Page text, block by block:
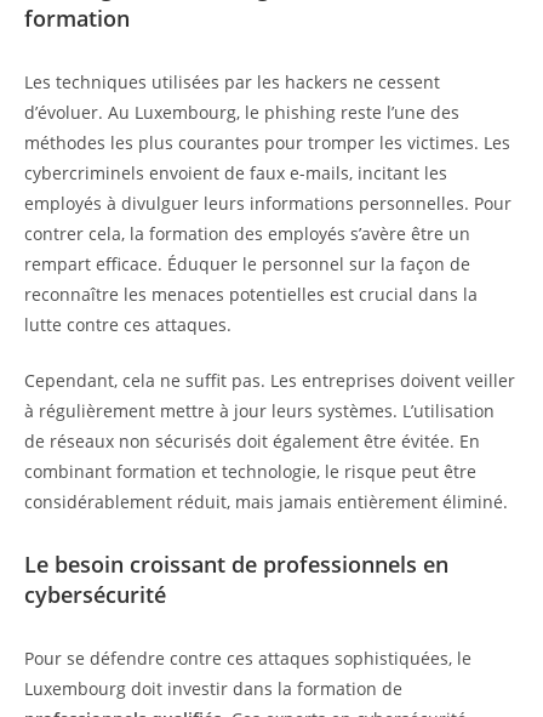
formation
Les techniques utilisées par les hackers ne cessent
d’évoluer. Au Luxembourg, le phishing reste l’une des
méthodes les plus courantes pour tromper les victimes. Les
cybercriminels envoient de faux e-mails, incitant les
employés à divulguer leurs informations personnelles. Pour
contrer cela, la formation des employés s’avère être un
rempart efficace. Éduquer le personnel sur la façon de
reconnaître les menaces potentielles est crucial dans la
lutte contre ces attaques.
Cependant, cela ne suffit pas. Les entreprises doivent veiller
à régulièrement mettre à jour leurs systèmes. L’utilisation
de réseaux non sécurisés doit également être évitée. En
combinant formation et technologie, le risque peut être
considérablement réduit, mais jamais entièrement éliminé.
Le besoin croissant de professionnels en
cybersécurité
Pour se défendre contre ces attaques sophistiquées, le
Luxembourg doit investir dans la formation de